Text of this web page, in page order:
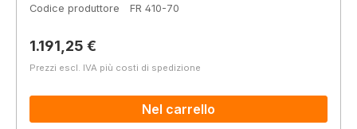
Codice produttore
FR 410-70
Prezzo normale:
1.191,25 €
Prezzi escl. IVA più costi di spedizione
Nel carrello